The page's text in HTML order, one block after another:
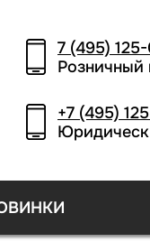
7 (495)
Розничный
+7 (495)